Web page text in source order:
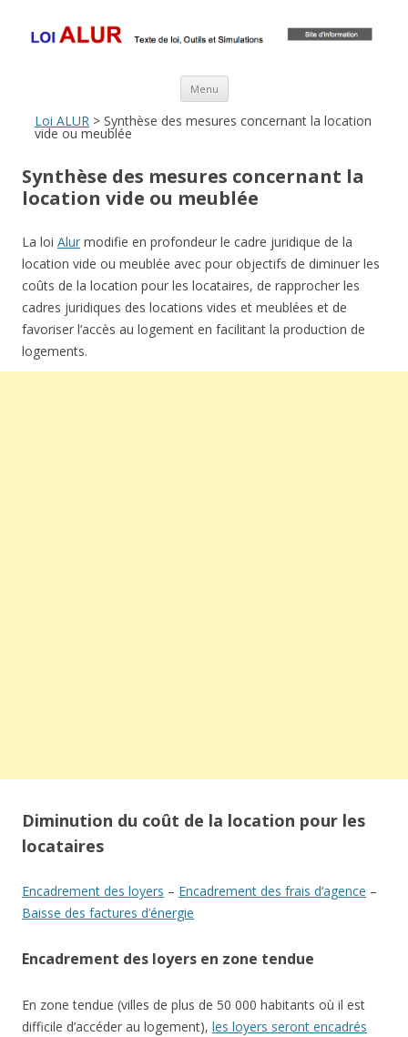
Loi ALUR
ALUR
Menu Aller au contenu principal
Loi ALUR > Synthèse des mesures concernant la location
vide ou meublée
Synthèse des mesures concernant la
location vide ou meublée
La loi Alur modifie en profondeur le cadre juridique de la
location vide ou meublée avec pour objectifs de diminuer les
coûts de la location pour les locataires, de rapprocher les
cadres juridiques des locations vides et meublées et de
favoriser l’accès au logement en facilitant la production de
logements.
Diminution du coût de la location pour les
locataires
Encadrement des loyers – Encadrement des frais d’agence –
Baisse des factures d’énergie
Encadrement des loyers en zone tendue
En zone tendue (villes de plus de 50 000 habitants où il est
difficile d’accéder au logement), les loyers seront encadrés